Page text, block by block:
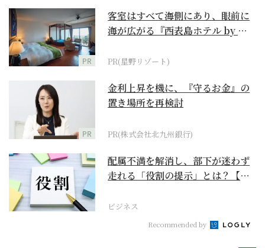
PR
客室はすべて海側にあり、眼前に
海が広がる『西表島ホテル by 星
PR(星野リゾート)
PR
金利上昇を機に、『守るお金』の
置き場所を再検討
PR(株式会社北九州銀行)
配属不満を解消し、部下が迷わず
走れる「役割の提示」とは？【ビ
ビジネス
Recommended by